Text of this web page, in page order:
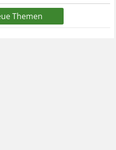
Themen